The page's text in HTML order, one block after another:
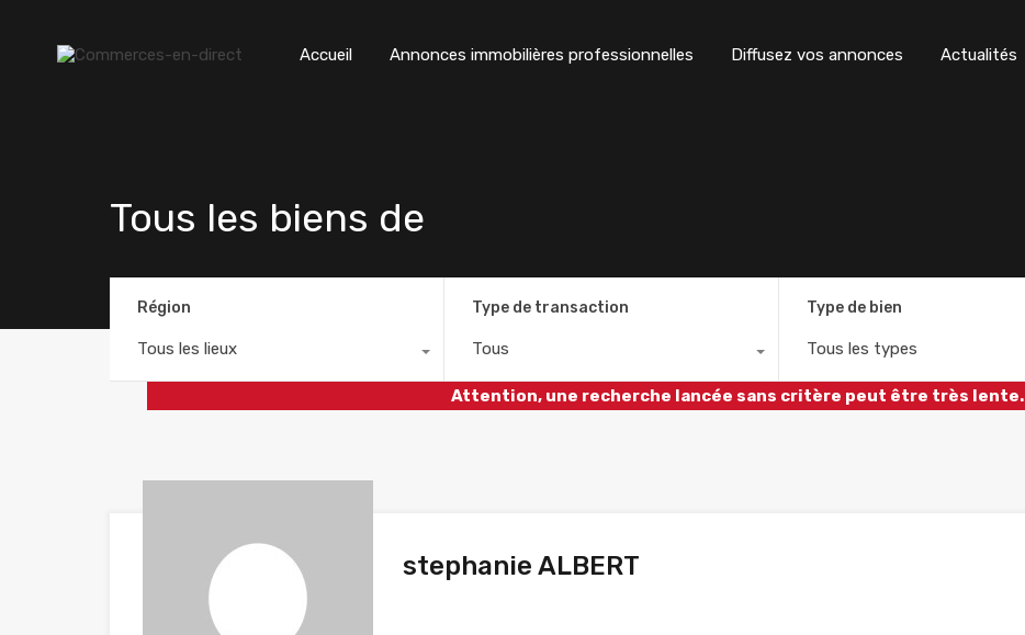
Accueil Annonces immobilières professionnelles Diffusez vos annonces Actualités
Tous les biens de
Région
Tous les lieux
Type de transaction
Tous
Type de bien
Tous les types
Attention, une recherche lancée sans critère peut être très lente.
stephanie ALBERT